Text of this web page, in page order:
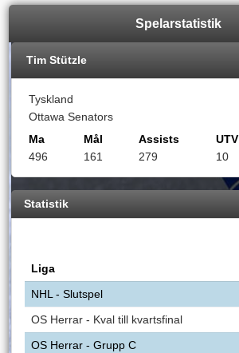
Spelarstatistik
Tim Stützle
Tyskland
Ottawa Senators
Ma
Mål Assists UTV
496
161 279 10
Statistik
Liga
NHL - Slutspel
OS Herrar - Kval till kvartsfinal
OS Herrar - Grupp C